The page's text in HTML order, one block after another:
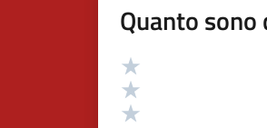
Quanto
Valutazione